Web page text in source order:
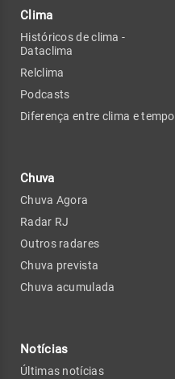
Clima
Históricos de clima -
Dataclima
Relclima
Podcasts
Diferença entre clima e tempo
Chuva
Chuva Agora
Radar RJ
Outros radares
Chuva prevista
Chuva acumulada
Notícias
Últimas notícias